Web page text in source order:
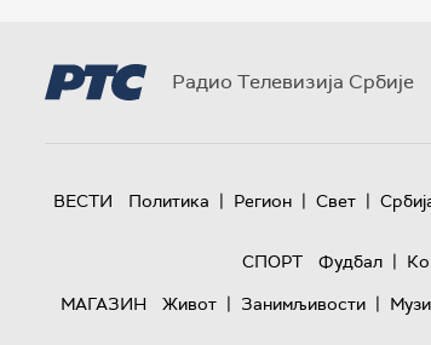
Радио Телевизија Србије
ВЕСТИ Политика | Регион | Свет |
СПОРТ
Фудбал |
МАГАЗИН
Живот | Занимљивости |